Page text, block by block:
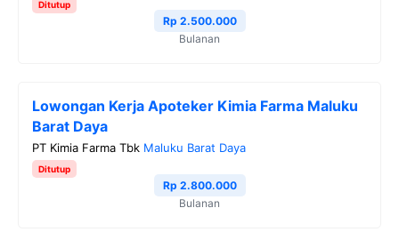
Ditutup
Rp 2.500.000
Bulanan
Lowongan Kerja Apoteker Kimia Farma Maluku
Barat Daya
PT Kimia Farma Tbk Maluku Barat Daya
Ditutup
Rp 2.800.000
Bulanan